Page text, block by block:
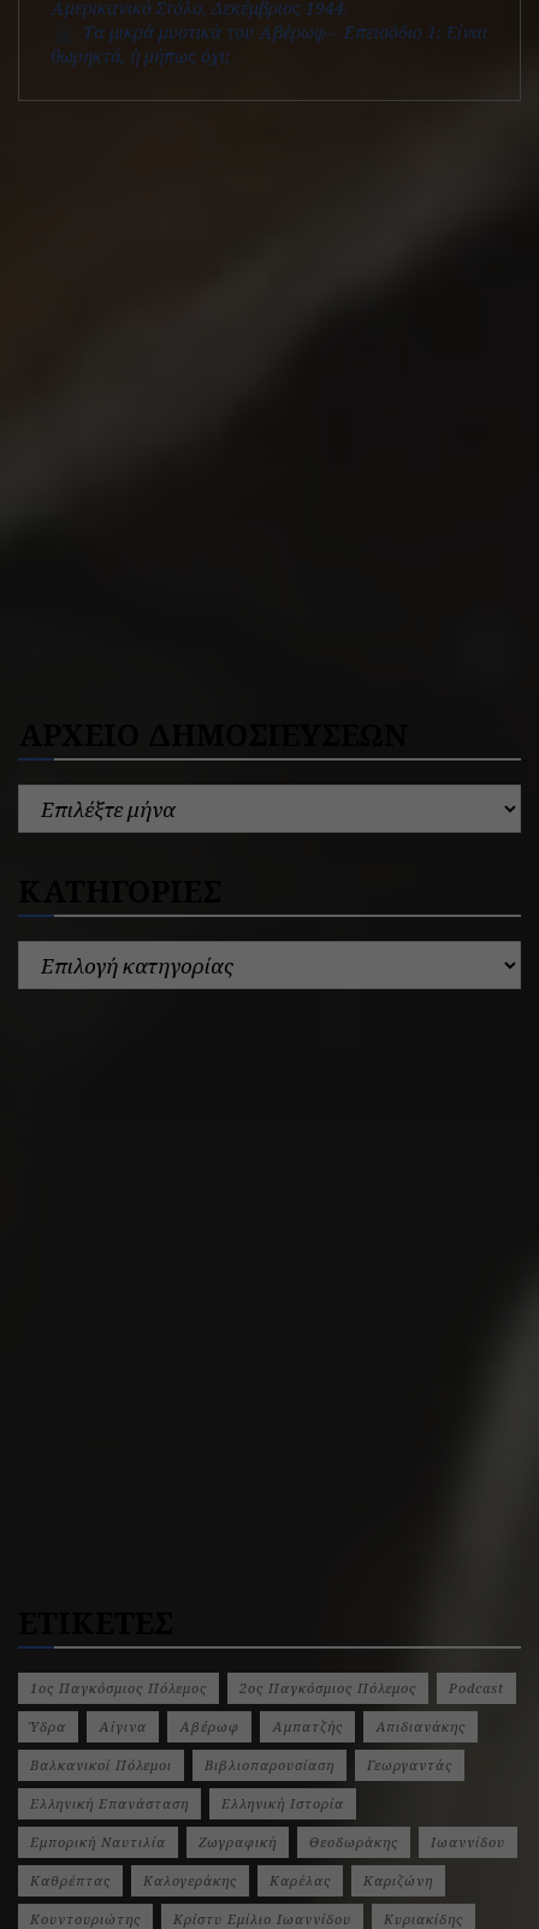
Αμερικανικό Στόλο. Δεκέμβριος 1944.
Τα μικρά μυστικά του Αβέρωφ – Επεισόδιο 1: Είναι
θωρηκτό, ή μήπως όχι;
1ος Παγκόσμιος Πόλεμος 2ος Παγκόσμιος Πόλεμος Podcast
Ύδρα Αίγινα Αβέρωφ Αμπατζής Απιδιανάκης
Βαλκανικοί Πόλεμοι Βιβλιοπαρουσίαση Γεωργαντάς
Ελληνική Επανάσταση Ελληνική Ιστορία
Εμπορική Ναυτιλία Ζωγραφική Θεοδωράκης Ιωαννίδου
Καθρέπτας Καλογεράκης Καρέλας Καριζώνη
Κουντουριώτης Κρίστυ Εμίλιο Ιωαννίδου Κυριακίδης